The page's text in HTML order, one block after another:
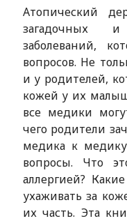
Атопический
загадочных
заболеваний,
вопросов. Не
и у родителей,
кожей у их
все медики
чего родители
медика к
вопросы. Что
аллергией?
ухаживать за
их часть. Эта